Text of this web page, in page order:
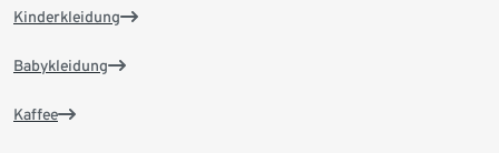
Kinderkleidung
Babykleidung
Kaffee